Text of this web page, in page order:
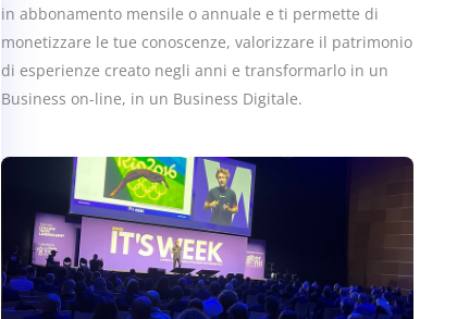
in abbonamento mensile o annuale e ti permette di
monetizzare le tue conoscenze, valorizzare il patrimonio
di esperienze creato negli anni e transformarlo in un
Business on-line, in un Business Digitale.